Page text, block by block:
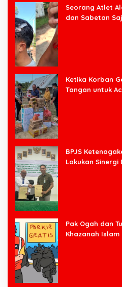
Seorang Atlet
dan Sabetan
Ketika Korban
Tangan untuk
BPJS
Lakukan Sinergi
Pak Ogah dan
Khazanah Islam